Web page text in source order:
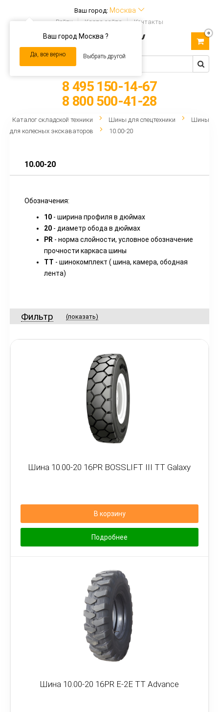
Ваш город: Москва
Ваш город Москва ?
Да, все верно Выбрать другой
Войти Карта сайта Контакты
navigation
0
8 495 150-14-67
8 800 500-41-28
Каталог складской техники Шины для спецтехники
Шины
для колесных экскаваторов
10.00-20
10.00-20
Обозначения:
10 - ширина профиля в дюймах
20 - диаметр обода в дюймах
PR - норма слойности, условное обозначение
прочности каркаса шины
TT - шинокомплект ( шина, камера, ободная
лента)
Фильтр (показать)
Шина 10.00-20 16PR BOSSLIFT III TT Galaxy
В корзину
Подробнее
Шина 10.00-20 16PR E-2E TT Advance